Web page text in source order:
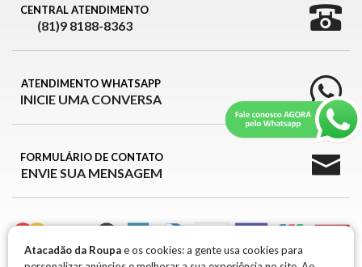
CENTRAL ATENDIMENTO
(81)9 8188-8363
ATENDIMENTO WHATSAPP
INICIE UMA CONVERSA
FORMULÁRIO DE CONTATO
ENVIE SUA MENSAGEM
Atacadão da Roupae os cookies: a gente usa cookies para